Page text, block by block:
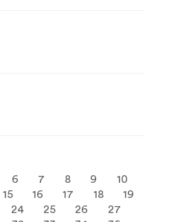
6 7 8 9
10
15 16 17 18
19
24 25 26
27